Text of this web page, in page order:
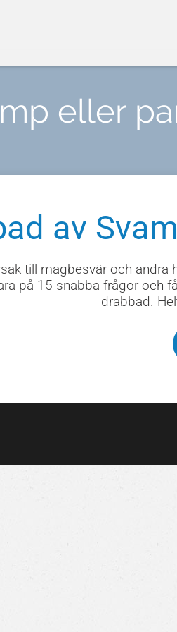
eller
av
till magbesvär och
på 15 snabba frågor och
drabbad.